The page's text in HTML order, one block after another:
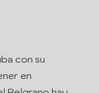
con su
en